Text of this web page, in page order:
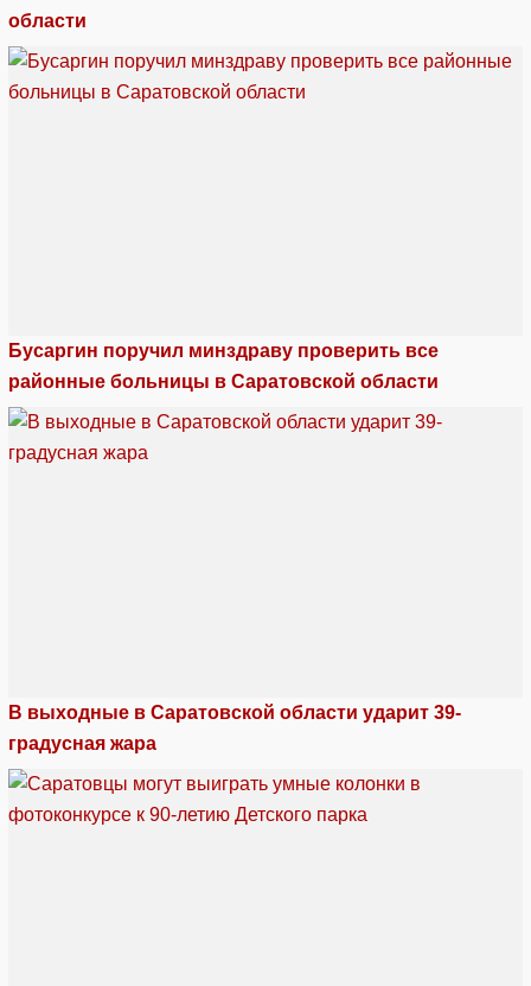
области
Бусаргин поручил минздраву проверить все
районные больницы в Саратовской области
В выходные в Саратовской области ударит 39-
градусная жара